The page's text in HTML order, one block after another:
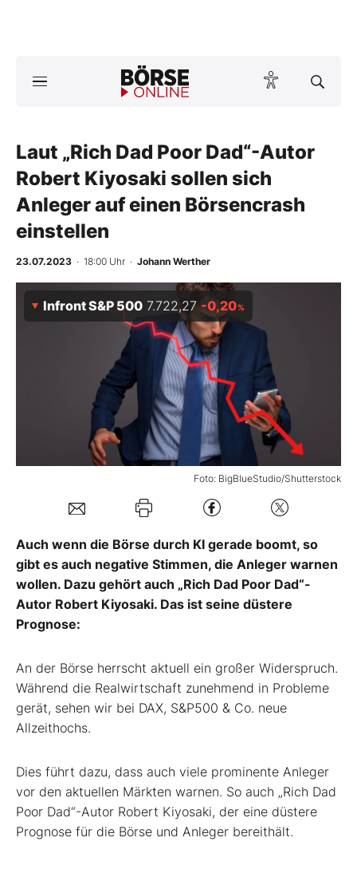
ktuelle Ausgabe BÖRSE ONLINE lesen
News
Anlageprodukte
Finanz-Check
Abo & Shop
BO-Musterdepots
Mein Konto
Kontakt
Laut „Rich Dad Poor Dad“-Autor
Robert Kiyosaki sollen sich
Anleger auf einen Börsencrash
einstellen
23.07.2023 · 18:00 Uhr · Johann Werther
Foto: BigBlueStudio/Shutterstock
Infront S&P 500 7.722,27 -0,20%
Auch wenn die Börse durch KI gerade boomt, so
gibt es auch negative Stimmen, die Anleger warnen
wollen. Dazu gehört auch „Rich Dad Poor Dad“-
Autor Robert Kiyosaki. Das ist seine düstere
Prognose:
An der Börse herrscht aktuell ein großer Widerspruch.
Während die Realwirtschaft zunehmend in Probleme
gerät, sehen wir bei DAX, S&P500 & Co. neue
Allzeithochs.
Dies führt dazu, dass auch viele prominente Anleger
vor den aktuellen Märkten warnen. So auch „Rich Dad
Poor Dad“-Autor Robert Kiyosaki, der eine düstere
Prognose für die Börse und Anleger bereithält.